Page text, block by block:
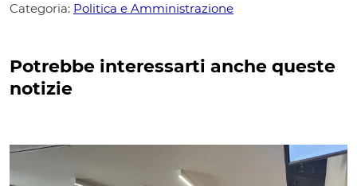
Categoria: Politica e Amministrazione
Potrebbe interessarti anche queste
notizie